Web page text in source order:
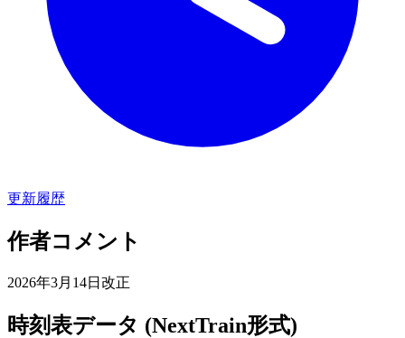
更新履歴
作者コメント
2026年3月14日改正
時刻表データ (NextTrain形式)